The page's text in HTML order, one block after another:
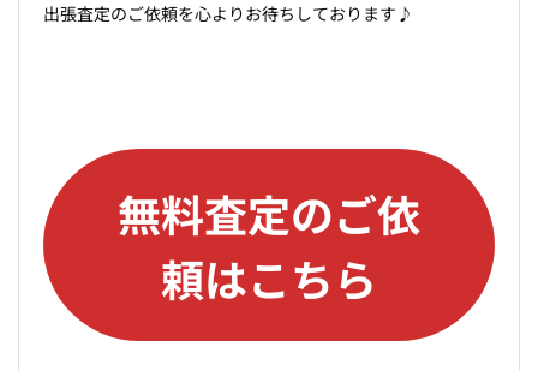
出張査定のご依頼を心よりお待ちしております♪
無料査定のご依
頼はこちら